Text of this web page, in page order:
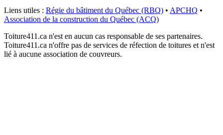
Liens utiles : Régie du bâtiment du Québec (RBQ) • APCHQ •
Association de la construction du Québec (ACQ)
Toiture411.ca n'est en aucun cas responsable de ses partenaires.
Toiture411.ca n'offre pas de services de réfection de toitures et n'est
lié à aucune association de couvreurs.